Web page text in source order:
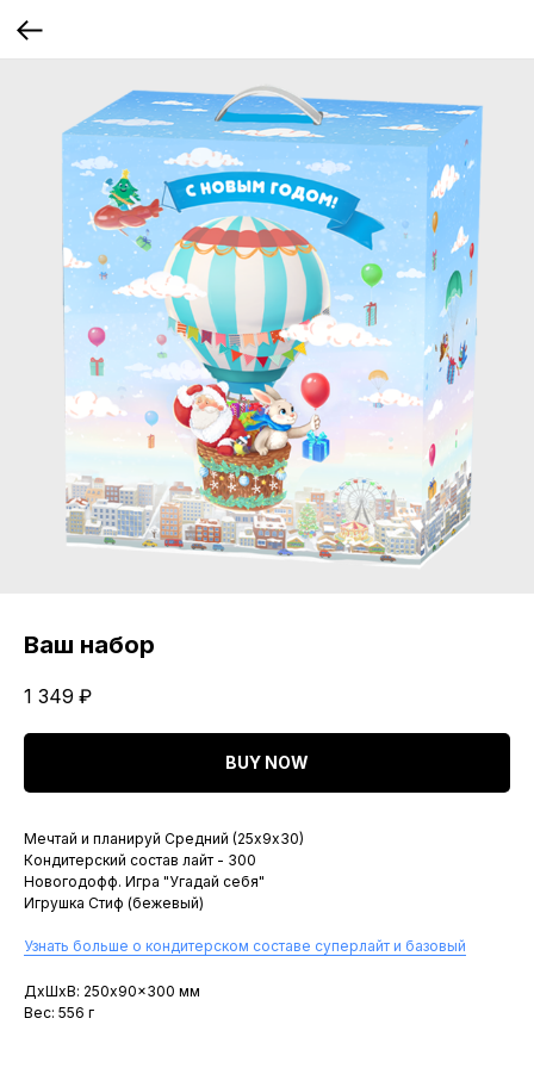
Ваш набор
1 349 ₽
BUY NOW
Мечтай и планируй Средний (25х9х30)
Кондитерский состав лайт - 300
Новогодофф. Игра "Угадай себя"
Игрушка Стиф (бежевый)
Узнать больше о кондитерском составе суперлайт и базовый
ДxШxВ: 250x90x300 мм
Вес: 556 г